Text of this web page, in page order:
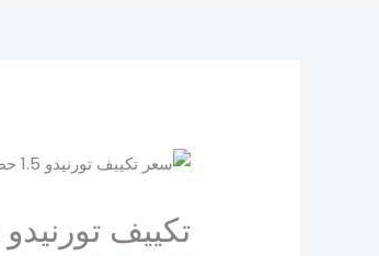
تكييف تورنيدو 1.5 حصان بارد